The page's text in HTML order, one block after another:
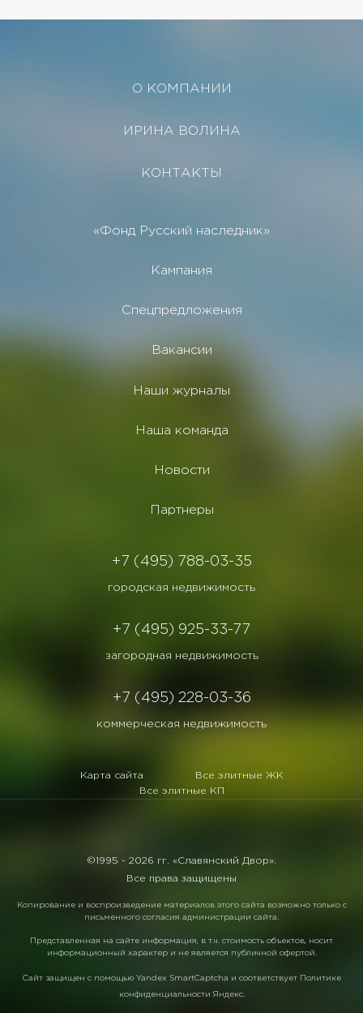
О КОМПАНИИ
ИРИНА ВОЛИНА
КОНТАКТЫ
«Фонд Русский наследник»
Кампания
Спецпредложения
Вакансии
Наши журналы
Наша команда
Новости
Партнеры
+7 (495) 788-03-35
городская недвижимость
+7 (495) 925-33-77
загородная недвижимость
+7 (495) 228-03-36
коммерческая недвижимость
Карта сайта
Все элитные ЖК
Все элитные КП
©1995 - 2026 гг. «Славянский Двор».
Все права защищены
Копирование и воспроизведение материалов этого сайта возможно только с
письменного согласия администрации сайта.
Представленная на сайте информация, в т.ч. стоимость объектов, носит
информационный характер и не является публичной офертой.
Сайт защищен с помощью Yandex SmartCaptcha и соответствует Политике
конфиденциальности Яндекс.